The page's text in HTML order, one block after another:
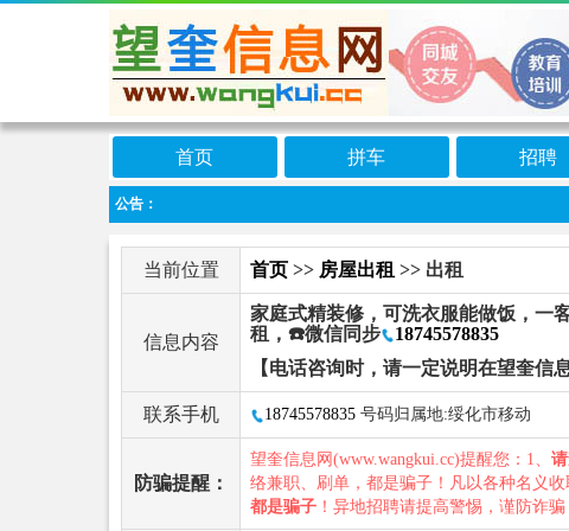
首页 拼车 招聘
公告：
当前位置 首页 >> 房屋出租 >> 出租
信息内容
家庭式精装修，可洗衣服能做饭，一
租，☎️微信同步
18745578835
【电话咨询时，请一定说明在望奎信
联系手机 18745578835 号码归属地:绥化市移动
防骗提醒：
望奎信息网(www.wangkui.cc)提醒您：1、
络兼职、刷单，都是骗子！凡以各种名义收
都是骗子 ！异地招聘请提高警惕，谨防诈骗